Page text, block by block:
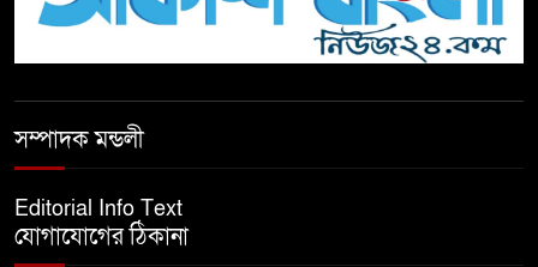
হয়রানির অভিযোগে ব্রাহ্মণবাড়িয়ায়
বেতাগীতে ঈদুল আজহা উপলক্ষে
সম্পাদক মন্ডলী
Editorial Info Text
যোগাযোগের ঠিকানা